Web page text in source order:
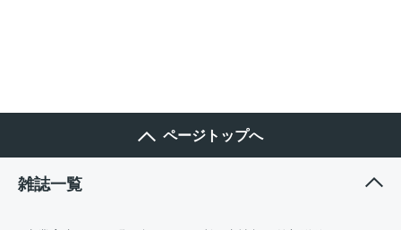
ページトップへ
雑誌一覧